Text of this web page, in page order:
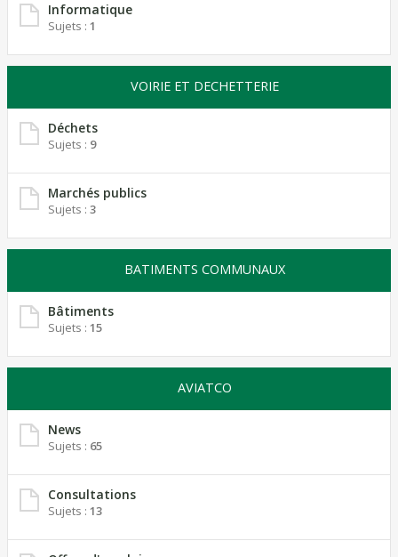
Informatique
Sujets : 1
VOIRIE ET DECHETTERIE
Déchets
Sujets : 9
Marchés publics
Sujets : 3
BATIMENTS COMMUNAUX
Bâtiments
Sujets : 15
AVIATCO
News
Sujets : 65
Consultations
Sujets : 13